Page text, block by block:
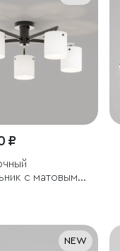
₽
с матовыми
NEW